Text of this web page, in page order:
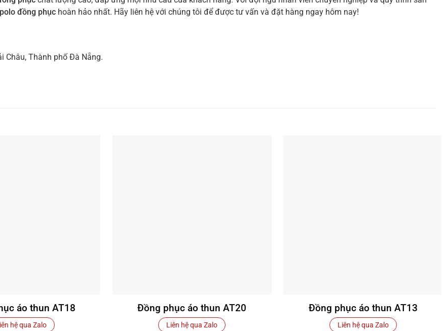
đồng phục hoàn hảo nhất. Hãy liên hệ với chúng tôi để được tư vấn và đặt hàng ngay hôm nay!
Châu, Thành phố Đà Nẵng.
áo thun AT18
hệ qua Zalo
Đồng phục áo thun AT20
Liên hệ qua Zalo
Đồng phục áo thun AT13
Liên hệ qua Zalo